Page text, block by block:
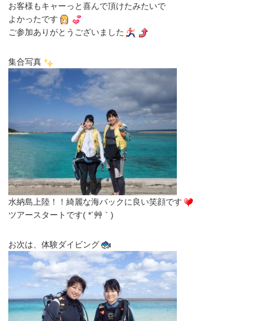
お客様もキャーっと喜んで頂けたみたいで
よかったです
ご参加ありがとうございました
集合写真
水納島上陸！！綺麗な海バックに良い笑顔です
ツアースタートです( *´艸｀)
お次は、体験ダイビング